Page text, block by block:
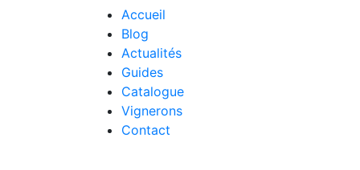
Accueil
Blog
Actualités
Guides
Catalogue
Vignerons
Contact